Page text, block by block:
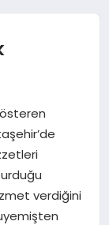
verdiğini